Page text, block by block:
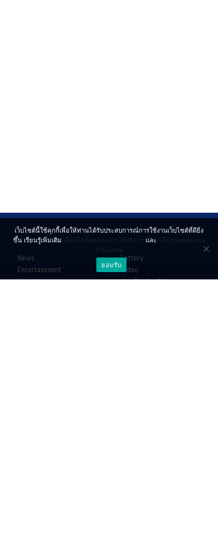
News
Entertainment
Lifestyle
Lottery
Video
ร่วมด้วยช่วยกัน
เว็บไซต์นี้ใช้คุกกี้เพื่อให้ท่านได้รับประสบการณ์การใช้งานเว็บไซต์ที่ดียิ่ง
ขึ้น เรียนรู้เพิ่มเติม เงื่อนไขข้อตกลงการใช้บริการ และ นโยบายคุ้มครอง
ส่วนบุคคล
ยอมรับ